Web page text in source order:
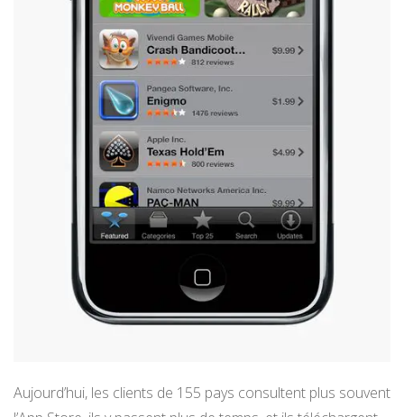
Aujourd’hui, les clients de 155 pays consultent plus souvent